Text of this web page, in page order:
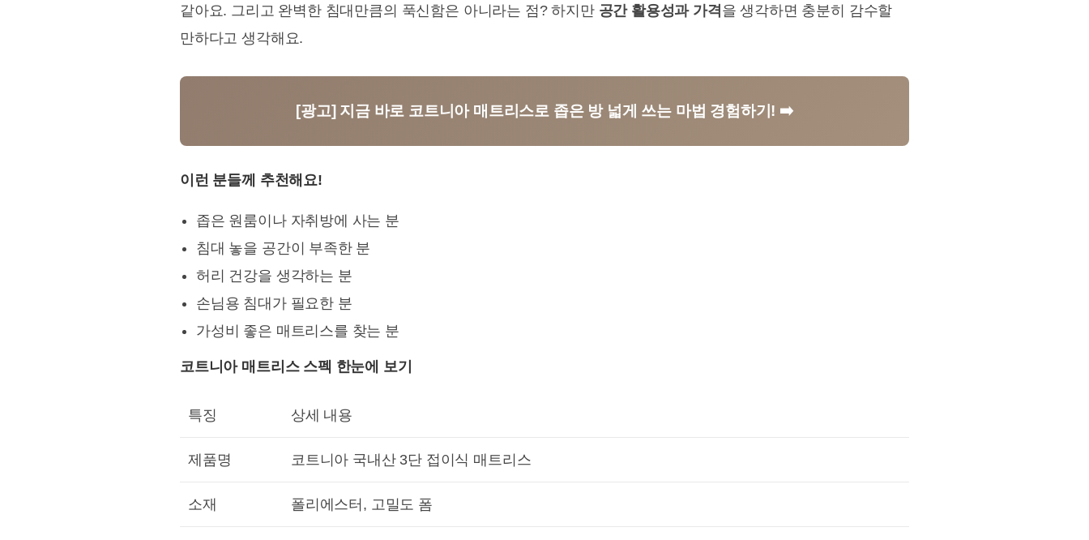
같아요. 그리고 완벽한 침대만큼의 푹신함은 아니라는 점? 하지만 공간 활용성과 가격 을 생각하면 충분히 감수할
만하다고 생각해요.
[광고] 지금 바로 코트니아 매트리스로 좁은 방 넓게 쓰는 마법 경험하기! ➡️
이런 분들께 추천해요!
좁은 원룸이나 자취방에 사는 분
침대 놓을 공간이 부족한 분
허리 건강을 생각하는 분
손님용 침대가 필요한 분
가성비 좋은 매트리스를 찾는 분
코트니아 매트리스 스펙 한눈에 보기
특징 상세 내용
제품명 코트니아 국내산 3단 접이식 매트리스
소재 폴리에스터, 고밀도 폼